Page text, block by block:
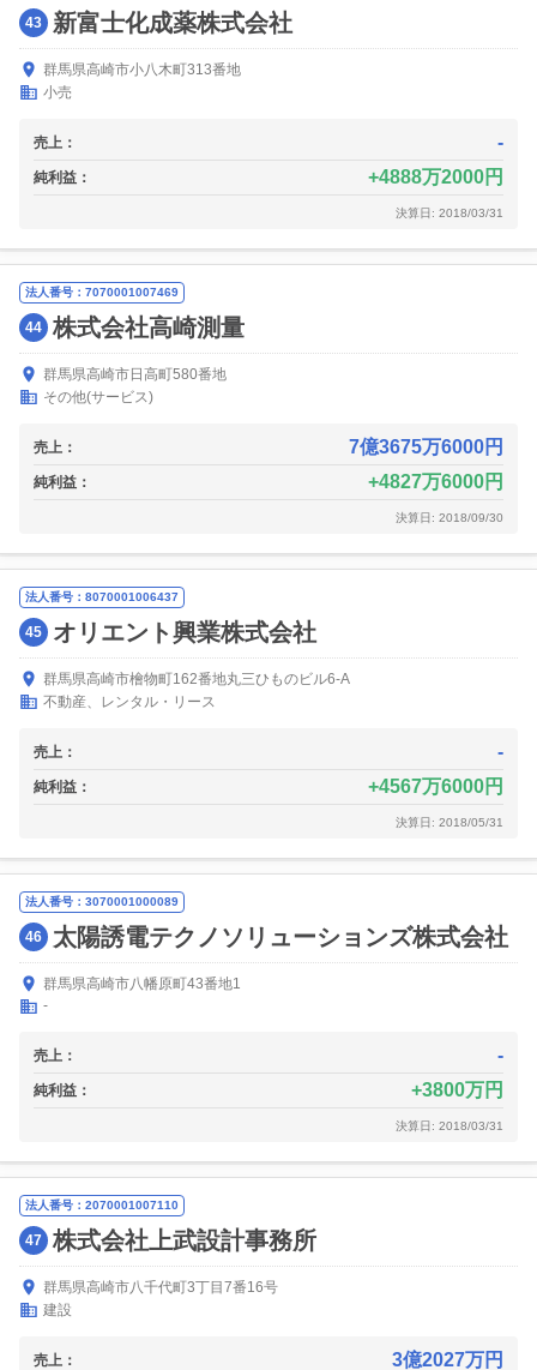
43 新富士化成薬株式会社
群馬県高崎市小八木町313番地
小売
売上： -
純利益： 4888万2000円
決算日: 2018/03/31
法人番号：7070001007469
44 株式会社高崎測量
群馬県高崎市日高町580番地
その他(サービス)
売上： 7億3675万6000円
純利益： 4827万6000円
決算日: 2018/09/30
法人番号：8070001006437
45 オリエント興業株式会社
群馬県高崎市檜物町162番地丸三ひものビル6-A
不動産、レンタル・リース
売上： -
純利益： 4567万6000円
決算日: 2018/05/31
法人番号：3070001000089
46 太陽誘電テクノソリューションズ株式会社
群馬県高崎市八幡原町43番地1
-
売上： -
純利益： 3800万円
決算日: 2018/03/31
法人番号：2070001007110
47 株式会社上武設計事務所
群馬県高崎市八千代町3丁目7番16号
建設
売上： 3億2027万円